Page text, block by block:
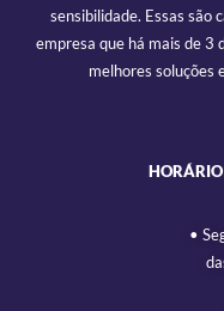
sensibilidade. Essas são
empresa que há mais de 3
melhores soluções
•